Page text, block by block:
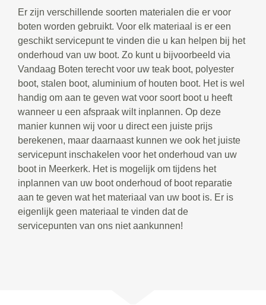
Er zijn verschillende soorten materialen die er voor
boten worden gebruikt. Voor elk materiaal is er een
geschikt servicepunt te vinden die u kan helpen bij het
onderhoud van uw boot. Zo kunt u bijvoorbeeld via
Vandaag Boten terecht voor uw teak boot, polyester
boot, stalen boot, aluminium of houten boot. Het is wel
handig om aan te geven wat voor soort boot u heeft
wanneer u een afspraak wilt inplannen. Op deze
manier kunnen wij voor u direct een juiste prijs
berekenen, maar daarnaast kunnen we ook het juiste
servicepunt inschakelen voor het onderhoud van uw
boot in Meerkerk. Het is mogelijk om tijdens het
inplannen van uw boot onderhoud of boot reparatie
aan te geven wat het materiaal van uw boot is. Er is
eigenlijk geen materiaal te vinden dat de
servicepunten van ons niet aankunnen!